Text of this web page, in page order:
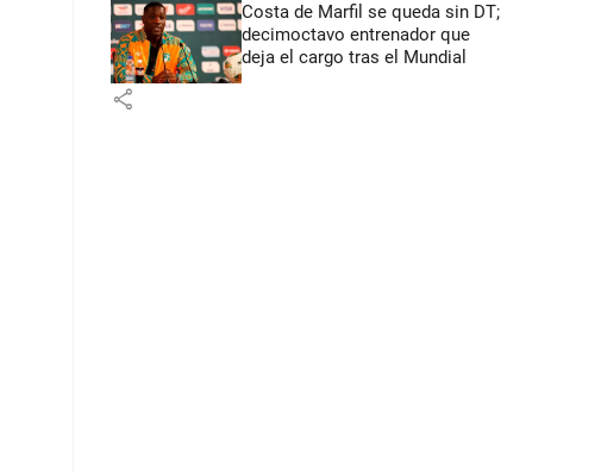
Costa de Marfil se queda sin DT;
decimoctavo entrenador que
deja el cargo tras el Mundial
share